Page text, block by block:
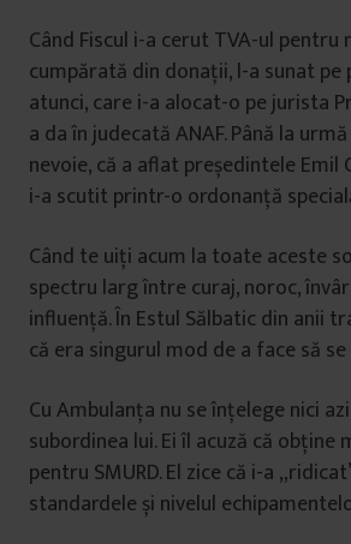
Când Fiscul i-a cerut TVA-ul pentru
cumpărată din donații, l-a sunat
atunci, care i-a alocat-o pe jurista
a da în judecată ANAF. Până la
nevoie, că a aflat președintele Emil
i-a scutit printr-o ordonanță
Când te uiți acum la toate aceste
spectru larg între curaj, noroc,
influență. În Estul Sălbatic din anii
că era singurul mod de a face să
Cu Ambulanța nu se înțelege nici
subordinea lui. Ei îl acuză că
pentru SMURD. El zice că i-a
standardele și nivelul